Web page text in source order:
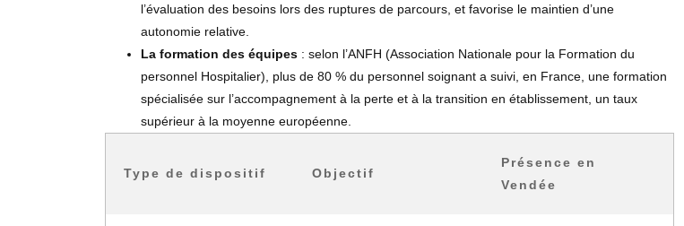
l’évaluation des besoins lors des ruptures de parcours, et favorise le maintien d’une
autonomie relative.
La formation des équipes : selon l’ANFH (Association Nationale pour la Formation du
personnel Hospitalier), plus de 80 % du personnel soignant a suivi, en France, une formation
spécialisée sur l’accompagnement à la perte et à la transition en établissement, un taux
supérieur à la moyenne européenne.
Type de dispositif Objectif
Présence en
Vendée